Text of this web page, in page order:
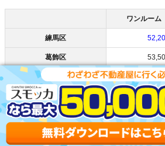
ワンルーム
練馬区
葛飾区
江戸川区
杉並区
板橋区
出典：公益社団法人「全国